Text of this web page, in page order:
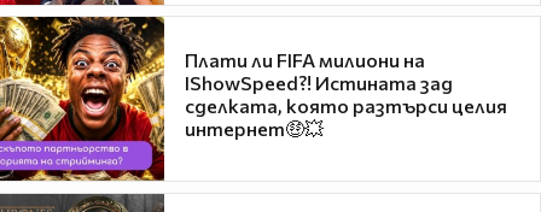
Плати ли FIFA милиони на
IShowSpeed?! Истината зад
сделката, която разтърси целия
интернет🤑💥